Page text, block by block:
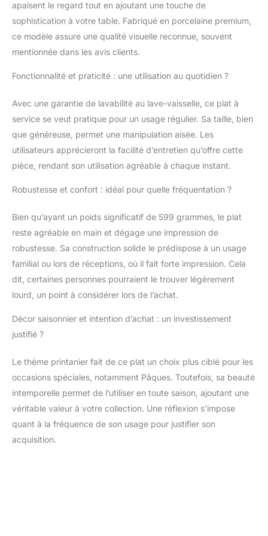
apaisent le regard tout en ajoutant une touche de
sophistication à votre table. Fabriqué en porcelaine premium,
ce modèle assure une qualité visuelle reconnue, souvent
mentionnée dans les avis clients.
Fonctionnalité et praticité : une utilisation au quotidien ?
Avec une garantie de lavabilité au lave-vaisselle, ce plat à
service se veut pratique pour un usage régulier. Sa taille, bien
que généreuse, permet une manipulation aisée. Les
utilisateurs apprécieront la facilité d’entretien qu’offre cette
pièce, rendant son utilisation agréable à chaque instant.
Robustesse et confort : idéal pour quelle fréquentation ?
Bien qu’ayant un poids significatif de 599 grammes, le plat
reste agréable en main et dégage une impression de
robustesse. Sa construction solide le prédispose à un usage
familial ou lors de réceptions, où il fait forte impression. Cela
dit, certaines personnes pourraient le trouver légèrement
lourd, un point à considérer lors de l’achat.
Décor saisonnier et intention d’achat : un investissement
justifié ?
Le thème printanier fait de ce plat un choix plus ciblé pour les
occasions spéciales, notamment Pâques. Toutefois, sa beauté
intemporelle permet de l’utiliser en toute saison, ajoutant une
véritable valeur à votre collection. Une réflexion s’impose
quant à la fréquence de son usage pour justifier son
acquisition.